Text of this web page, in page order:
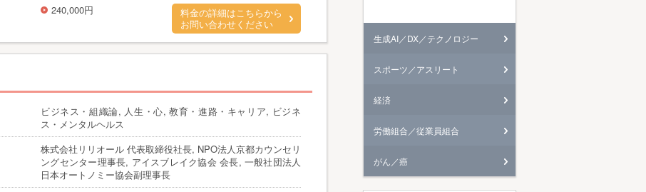
240,000円
料金の詳細はこちらから
お問い合わせください
ビジネス・組織論, 人生・心, 教育・進路・キャリア, ビジネ
ス・メンタルヘルス
株式会社リリオール 代表取締役社長, NPO法人京都カウンセリ
ングセンター理事長, アイスブレイク協会 会長, 一般社団法人
日本オートノミー協会副理事長
生成AI／DX／テクノロジー
スポーツ／アスリート
経済
労働組合／従業員組合
がん／癌